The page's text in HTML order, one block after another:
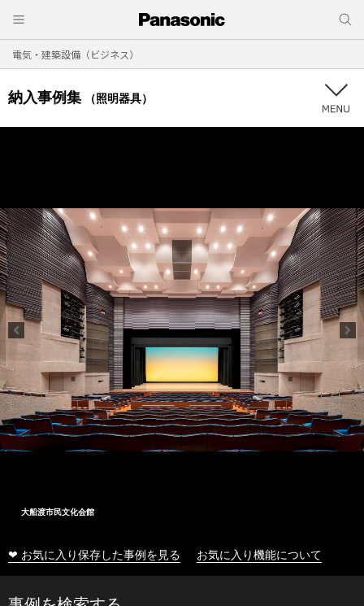
電気・建築設備（ビジネス）
納入事例集 （照明器具）
大船渡市民文化会館
❤ お気に入り保存した事例を見る お気に入り機能について